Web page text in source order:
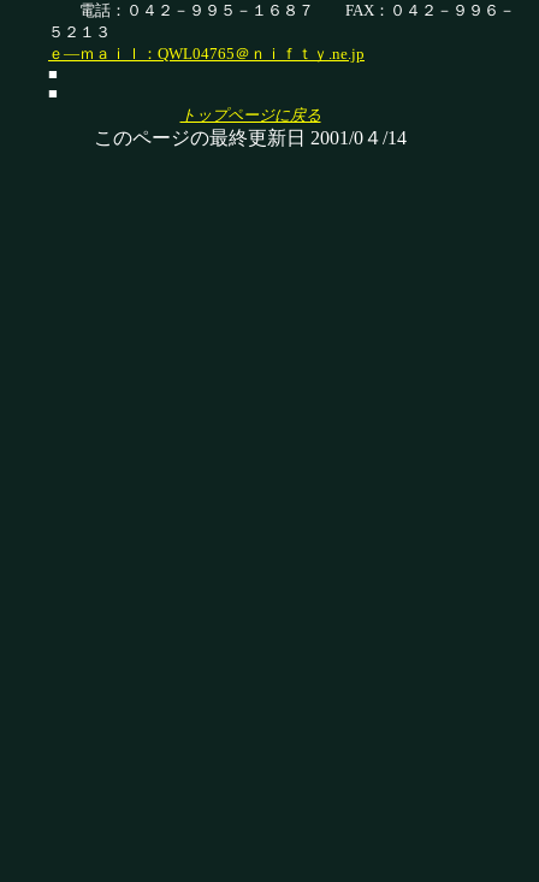
電話：０４２－９９５－１６８７ FAX：０４２－９９６－
５２１３
ｅ―ｍａｉｌ：QWL04765＠ｎｉｆｔｙ.ne.jp
■
■
トップページに戻る
このページの最終更新日 2001/0４/14